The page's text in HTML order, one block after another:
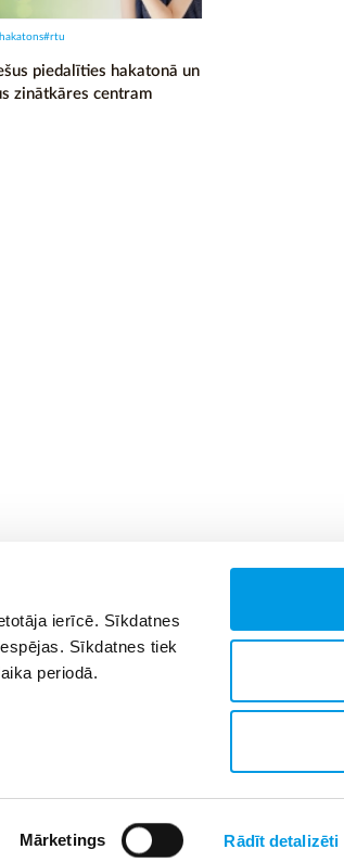
ierīcē. Sīkdatnes
Sīkdatnes tiek
periodā.
Mārketings Rādīt detalizēti
piedalīties hakatonā un
zinātkāres centram
#rtu
Reklāma